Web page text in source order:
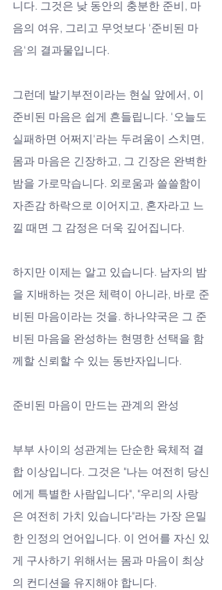
니다. 그것은 낮 동안의 충분한 준비, 마
음의 여유, 그리고 무엇보다 '준비된 마
음'의 결과물입니다.
그런데 발기부전이라는 현실 앞에서, 이
준비된 마음은 쉽게 흔들립니다. '오늘도
실패하면 어쩌지'라는 두려움이 스치면,
몸과 마음은 긴장하고, 그 긴장은 완벽한
밤을 가로막습니다. 외로움과 쓸쓸함이
자존감 하락으로 이어지고, 혼자라고 느
낄 때면 그 감정은 더욱 깊어집니다.
하지만 이제는 알고 있습니다. 남자의 밤
을 지배하는 것은 체력이 아니라, 바로 준
비된 마음이라는 것을. 하나약국은 그 준
비된 마음을 완성하는 현명한 선택을 함
께할 신뢰할 수 있는 동반자입니다.
준비된 마음이 만드는 관계의 완성
부부 사이의 성관계는 단순한 육체적 결
합 이상입니다. 그것은 "나는 여전히 당신
에게 특별한 사람입니다", "우리의 사랑
은 여전히 가치 있습니다"라는 가장 은밀
한 인정의 언어입니다. 이 언어를 자신 있
게 구사하기 위해서는 몸과 마음이 최상
의 컨디션을 유지해야 합니다.